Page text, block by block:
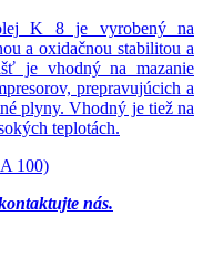
K 8 je vyrobený na
a oxidačnou stabilitou a
je vhodný na mazanie
prepravujúcich a
plyny. Vhodný je tiež na
teplotách.
100)
nás.